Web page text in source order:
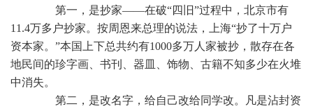
第一，是抄家——在破“四旧”过程中，北京市有
11.4万多户抄家。按周恩来总理的说法，上海“抄了十万户
资本家。”本国上下总共约有1000多万人家被抄，散存在各
地民间的珍字画、书刊、器皿、饰物、古籍不知多少在火堆
中消失。
第二，是改名字，给自己改给同学改。凡是沾封资